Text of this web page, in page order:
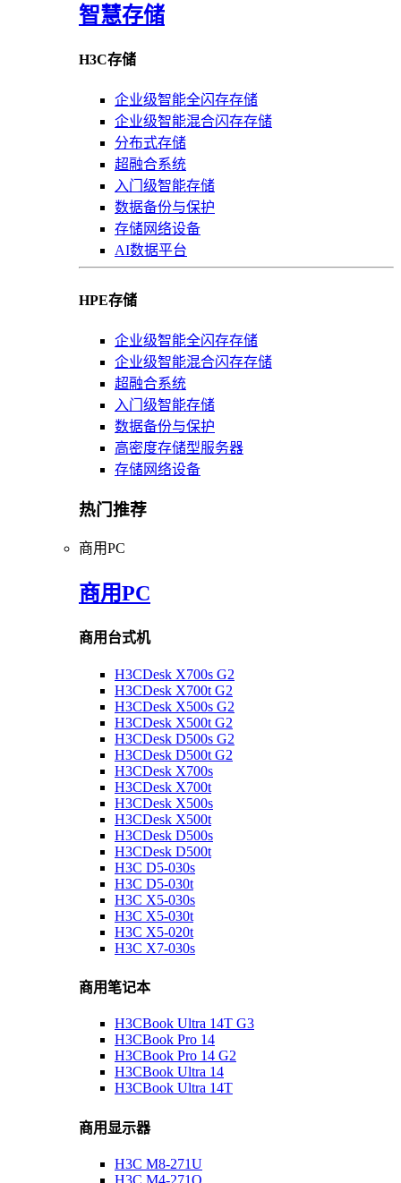
智慧存储
H3C存储
企业级智能全闪存存储
企业级智能混合闪存存储
分布式存储
超融合系统
入门级智能存储
数据备份与保护
存储网络设备
AI数据平台
HPE存储
企业级智能全闪存存储
企业级智能混合闪存存储
超融合系统
入门级智能存储
数据备份与保护
高密度存储型服务器
存储网络设备
热门推荐
商用PC
商用PC
商用台式机
H3CDesk X700s G2
H3CDesk X700t G2
H3CDesk X500s G2
H3CDesk X500t G2
H3CDesk D500s G2
H3CDesk D500t G2
H3CDesk X700s
H3CDesk X700t
H3CDesk X500s
H3CDesk X500t
H3CDesk D500s
H3CDesk D500t
H3C D5-030s
H3C D5-030t
H3C X5-030s
H3C X5-030t
H3C X5-020t
H3C X7-030s
商用笔记本
H3CBook Ultra 14T G3
H3CBook Pro 14
H3CBook Pro 14 G2
H3CBook Ultra 14
H3CBook Ultra 14T
商用显示器
H3C M8-271U
H3C M4-271Q